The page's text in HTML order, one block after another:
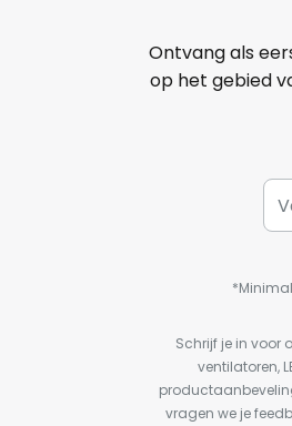
Ontvang als
op het gebied
Schrijf je in voor
ventilatoren,
vragen we je